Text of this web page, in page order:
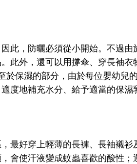
此，防曬必須從小開始。不過由
此外，還可以用撐傘、穿長袖衣
保濕的部分，由於每位嬰幼兒
度地補充水分、給予適當的保濕
最好穿上輕薄的長褲、長袖襯衫
會使汗液變成蚊蟲喜歡的酸性；